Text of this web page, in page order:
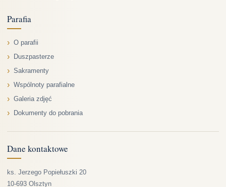
Parafia
O parafii
Duszpasterze
Sakramenty
Wspólnoty parafialne
Galeria zdjęć
Dokumenty do pobrania
Dane kontaktowe
ks. Jerzego Popiełuszki 20
10-693 Olsztyn